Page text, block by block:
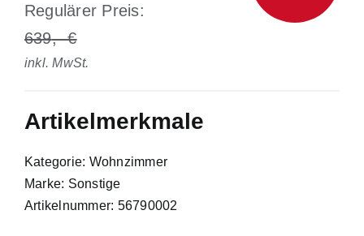
Regulärer Preis:
639
inkl. MwSt.
Artikelmerkmale
Kategorie: Wohnzimmer
Marke: Sonstige
Artikelnummer: 56790002